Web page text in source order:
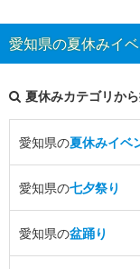
愛知県の夏休みイ
夏休みカテゴリか
愛知県の夏休みイベ
愛知県の七夕祭り
愛知県の盆踊り